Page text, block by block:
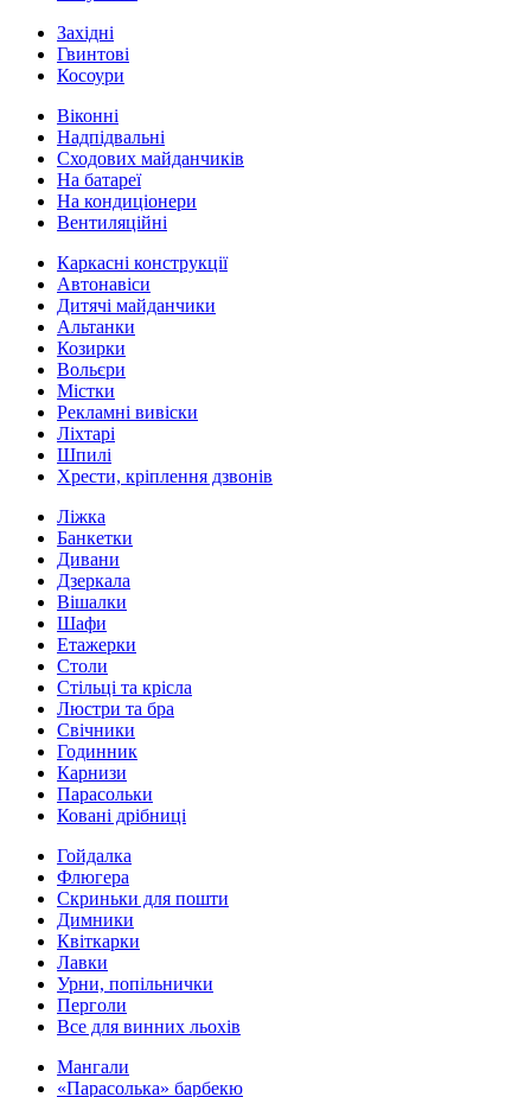
Західні
Гвинтові
Косоури
Віконні
Надпідвальні
Сходових майданчиків
На батареї
На кондиціонери
Вентиляційні
Каркасні конструкції
Автонавіси
Дитячі майданчики
Альтанки
Козирки
Вольєри
Містки
Рекламні вивіски
Ліхтарі
Шпилі
Хрести, кріплення дзвонів
Ліжка
Банкетки
Дивани
Дзеркала
Вішалки
Шафи
Етажерки
Столи
Стільці та крісла
Люстри та бра
Свічники
Годинник
Карнизи
Парасольки
Ковані дрібниці
Гойдалка
Флюгера
Скриньки для пошти
Димники
Квіткарки
Лавки
Урни, попільнички
Перголи
Все для винних льохів
Мангали
«Парасолька» барбекю